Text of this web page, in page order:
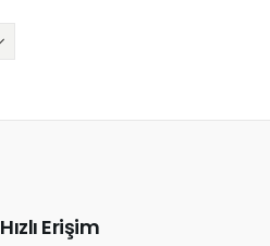
Hızlı Erişim